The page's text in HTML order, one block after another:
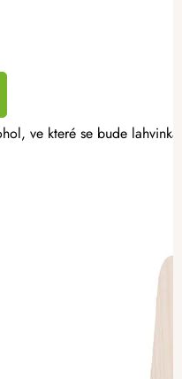
ve které se bude